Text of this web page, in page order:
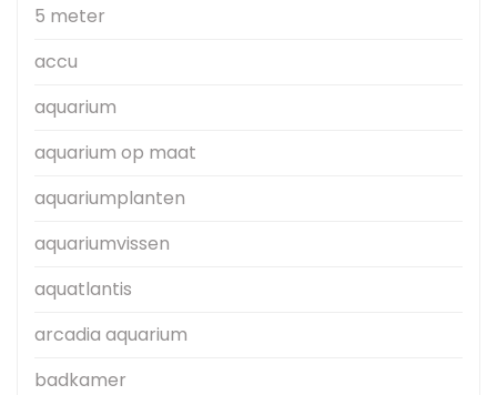
5 meter
accu
aquarium
aquarium op maat
aquariumplanten
aquariumvissen
aquatlantis
arcadia aquarium
badkamer